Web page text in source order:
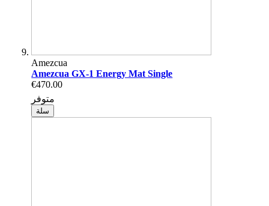
Amezcua
Amezcua GX-1 Energy Mat Single
€470.00
متوفر
سلة